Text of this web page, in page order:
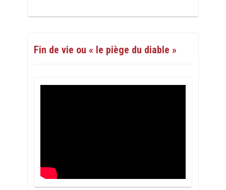
Fin de vie ou « le piège du diable »